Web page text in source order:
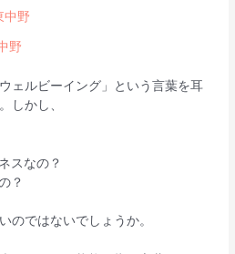
中野
野
ェルビーイング」という言葉を耳
しかし、
スなの？
？
のではないでしょうか。